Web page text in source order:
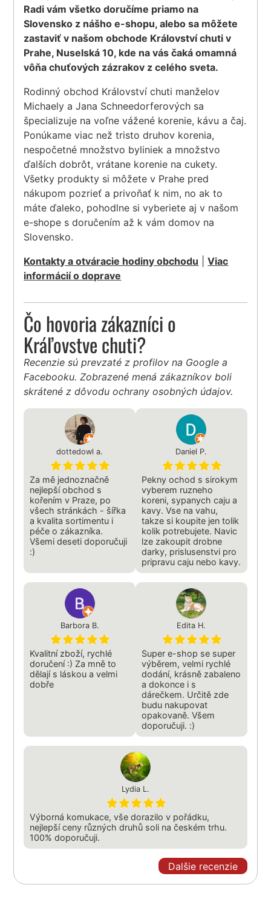
Radi vám všetko doručíme priamo na
Slovensko z nášho e-shopu, alebo sa môžete
zastaviť v našom obchode Království chuti v
Prahe, Nuselská 10, kde na vás čaká omamná
vôňa chuťových zázrakov z celého sveta.
Rodinný obchod Království chuti manželov
Michaely a Jana Schneedorferových sa
špecializuje na voľne vážené korenie, kávu a čaj.
Ponúkame viac než tristo druhov korenia,
nespočetné množstvo byliniek a množstvo
ďalších dobrôt, vrátane korenie na cukety.
Všetky produkty si môžete v Prahe pred
nákupom pozrieť a privoňať k nim, no ak to
máte ďaleko, pohodlne si vyberiete aj v našom
e-shope s doručením až k vám domov na
Slovensko.
Kontakty a otváracie hodiny obchodu |Viac
informácií o doprave
Čo hovoria zákazníci o
Kráľovstve chuti?
Recenzie sú prevzaté z profilov na Google a
Facebooku. Zobrazené mená zákazníkov boli
skrátené z dôvodu ochrany osobných údajov.
dottedowl a.
Za mě jednoznačně
nejlepší obchod s
kořením v Praze, po
všech stránkách - šířka
a kvalita sortimentu i
péče o zákazníka.
Všemi deseti doporučuji
:)
Daniel P.
Pekny ochod s sirokym
vyberem ruzneho
koreni, sypanych caju a
kavy. Vse na vahu,
takze si koupite jen tolik
kolik potrebujete. Navic
lze zakoupit drobne
darky, prislusenstvi pro
pripravu caju nebo kavy.
Barbora B.
Kvalitní zboží, rychlé
doručení :) Za mně to
dělají s láskou a velmi
dobře
Edita H.
Super e-shop se super
výběrem, velmi rychlé
dodání, krásně zabaleno
a dokonce i s
dárečkem. Určitě zde
budu nakupovat
opakovaně. Všem
doporučuji. :)
Lydia L.
Výborná komukace, vše dorazilo v pořádku,
nejlepší ceny různých druhů soli na českém trhu.
100% doporučuji.
Dalšie recenzie